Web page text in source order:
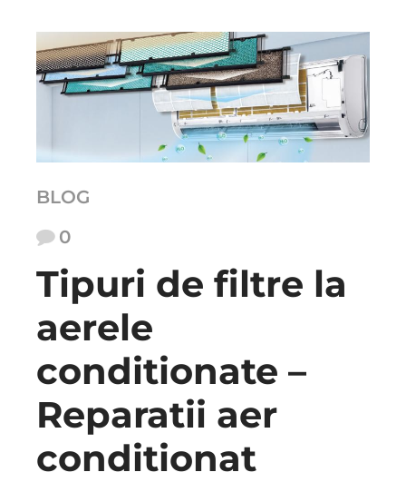
BLOG
0
Tipuri de filtre la
aerele
conditionate –
Reparatii aer
conditionat